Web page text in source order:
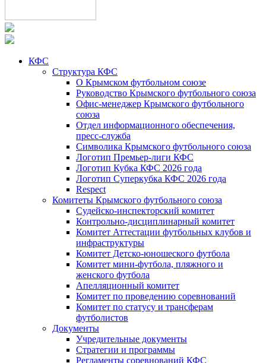
КФС
Структура КФС
О Крымском футбольном союзе
Руководство Крымского футбольного союза
Офис-менеджер Крымского футбольного
союза
Отдел информационного обеспечения,
пресс-служба
Символика Крымского футбольного союза
Логотип Премьер-лиги КФС
Логотип Кубка КФС 2026 года
Логотип Суперкубка КФС 2026 года
Respect
Комитеты Крымского футбольного союза
Судейско-инспекторский комитет
Контрольно-дисциплинарный комитет
Комитет Аттестации футбольных клубов и
инфраструктуры
Комитет Детско-юношеского футбола
Комитет мини-футбола, пляжного и
женского футбола
Апелляционный комитет
Комитет по проведению соревнований
Комитет по статусу и трансферам
футболистов
Документы
Учредительные документы
Стратегии и программы
Регламенты соревнований КФС